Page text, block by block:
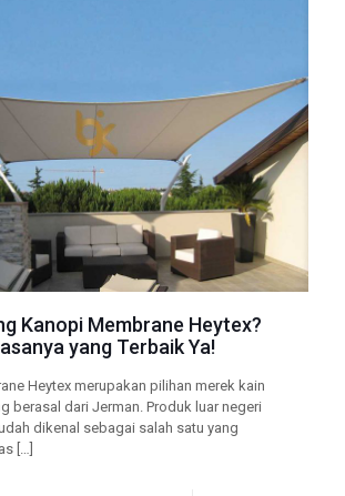
Kanopi Membrane Heytex?
yang Terbaik Ya!
Heytex merupakan pilihan merek kain
berasal dari Jerman. Produk luar negeri
dikenal sebagai salah satu yang
[…]